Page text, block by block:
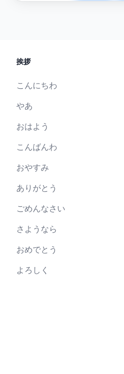
挨拶
こんにちわ
やあ
おはよう
こんばんわ
おやすみ
ありがとう
ごめんなさい
さようなら
おめでとう
よろしく